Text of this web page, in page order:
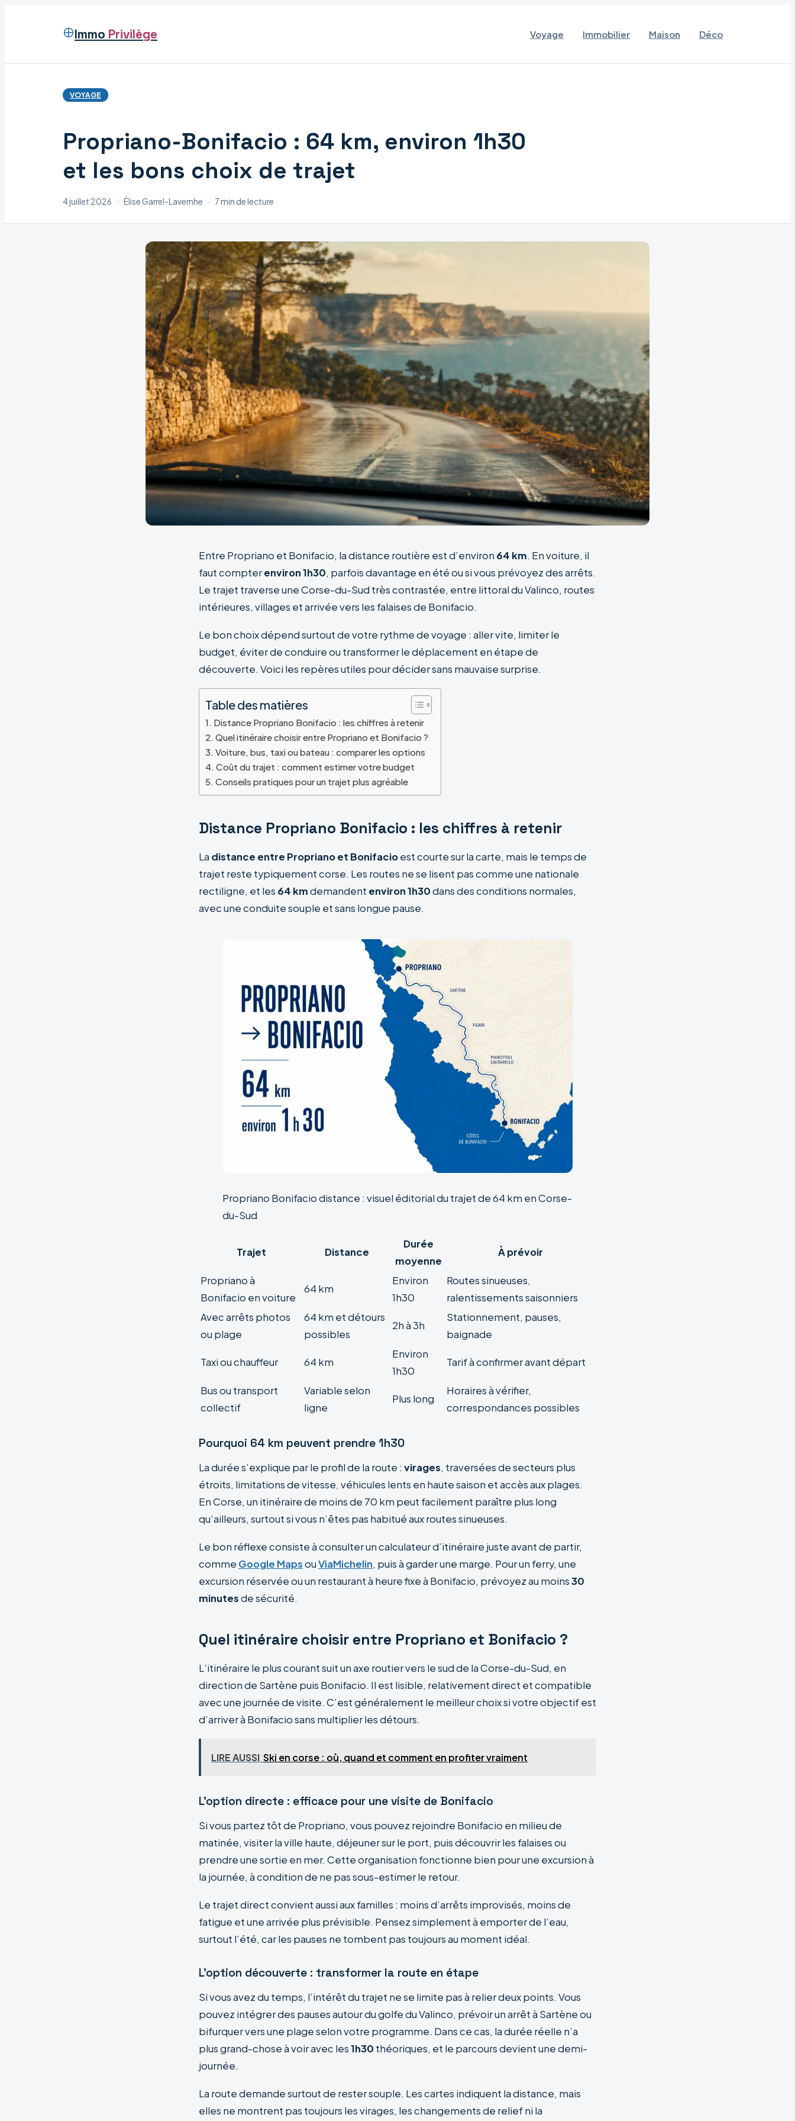
Immo Privilège Voyage Immobilier Maison Déco
VOYAGE
Propriano-Bonifacio : 64 km, environ 1h30
et les bons choix de trajet
4 juillet 2026 · Élise Garrel-Lavernhe · 7 min de lecture
Entre Propriano et Bonifacio, la distance routière est d’environ 64 km. En voiture, il
faut compterenviron 1h30, parfois davantage en été ou si vous prévoyez des arrêts.
Le trajet traverse une Corse-du-Sud très contrastée, entre littoral du Valinco, routes
intérieures, villages et arrivée vers les falaises de Bonifacio.
Le bon choix dépend surtout de votre rythme de voyage : aller vite, limiter le
budget, éviter de conduire ou transformer le déplacement en étape de
découverte. Voici les repères utiles pour décider sans mauvaise surprise.
Table des matières
Distance Propriano Bonifacio : les chiffres à retenir
Quel itinéraire choisir entre Propriano et Bonifacio ?
Voiture, bus, taxi ou bateau : comparer les options
Coût du trajet : comment estimer votre budget
Conseils pratiques pour un trajet plus agréable
Distance Propriano Bonifacio : les chiffres à retenir
La distance entre Propriano et Bonifacioest courte sur la carte, mais le temps de
trajet reste typiquement corse. Les routes ne se lisent pas comme une nationale
rectiligne, et les 64 kmdemandent environ 1h30dans des conditions normales,
avec une conduite souple et sans longue pause.
Propriano Bonifacio distance : visuel éditorial du trajet de 64 km en Corse-
du-Sud
Trajet Distance
Durée
moyenne
À prévoir
Propriano à
Bonifacio en voiture
64 km
Environ
1h30
Routes sinueuses,
ralentissements saisonniers
Avec arrêts photos
ou plage
64 km et détours
possibles
2h à 3h
Stationnement, pauses,
baignade
Taxi ou chauffeur 64 km
Environ
1h30
Tarif à confirmer avant départ
Bus ou transport
collectif
Variable selon
ligne
Plus long
Horaires à vérifier,
correspondances possibles
Pourquoi 64 km peuvent prendre 1h30
La durée s’explique par le profil de la route : virages, traversées de secteurs plus
étroits, limitations de vitesse, véhicules lents en haute saison et accès aux plages.
En Corse, un itinéraire de moins de 70 km peut facilement paraître plus long
qu’ailleurs, surtout si vous n’êtes pas habitué aux routes sinueuses.
Le bon réflexe consiste à consulter un calculateur d’itinéraire juste avant de partir,
comme Google MapsouViaMichelin, puis à garder une marge. Pour un ferry, une
excursion réservée ou un restaurant à heure fixe à Bonifacio, prévoyez au moins30
minutesde sécurité.
Quel itinéraire choisir entre Propriano et Bonifacio ?
L’itinéraire le plus courant suit un axe routier vers le sud de la Corse-du-Sud, en
direction de Sartène puis Bonifacio. Il est lisible, relativement direct et compatible
avec une journée de visite. C’est généralement le meilleur choix si votre objectif est
d’arriver à Bonifacio sans multiplier les détours.
LIRE AUSSI Ski en corse : où, quand et comment en profiter vraiment
L’option directe : efficace pour une visite de Bonifacio
Si vous partez tôt de Propriano, vous pouvez rejoindre Bonifacio en milieu de
matinée, visiter la ville haute, déjeuner sur le port, puis découvrir les falaises ou
prendre une sortie en mer. Cette organisation fonctionne bien pour une excursion à
la journée, à condition de ne pas sous-estimer le retour.
Le trajet direct convient aussi aux familles : moins d’arrêts improvisés, moins de
fatigue et une arrivée plus prévisible. Pensez simplement à emporter de l’eau,
surtout l’été, car les pauses ne tombent pas toujours au moment idéal.
L’option découverte : transformer la route en étape
Si vous avez du temps, l’intérêt du trajet ne se limite pas à relier deux points. Vous
pouvez intégrer des pauses autour du golfe du Valinco, prévoir un arrêt à Sartène ou
bifurquer vers une plage selon votre programme. Dans ce cas, la durée réelle n’a
plus grand-chose à voir avec les1h30 théoriques, et le parcours devient une demi-
journée.
La route demande surtout de rester souple. Les cartes indiquent la distance, mais
elles ne montrent pas toujours les virages, les changements de relief ni la